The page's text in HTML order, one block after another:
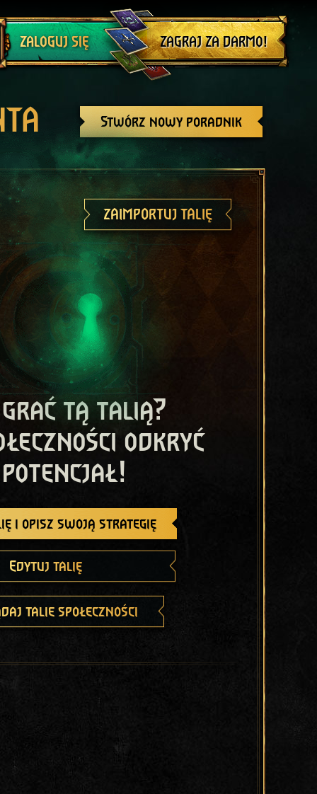
ZALOGUJ SIĘ
Wyloguj się
ZAGRAJ ZA DARMO!
Stwórz nowy poradnik
ZAIMPORTUJ TALIĘ
grać tą talią?
odkryć
i opisz swoją strategię
Edytuj talię
talie społeczności